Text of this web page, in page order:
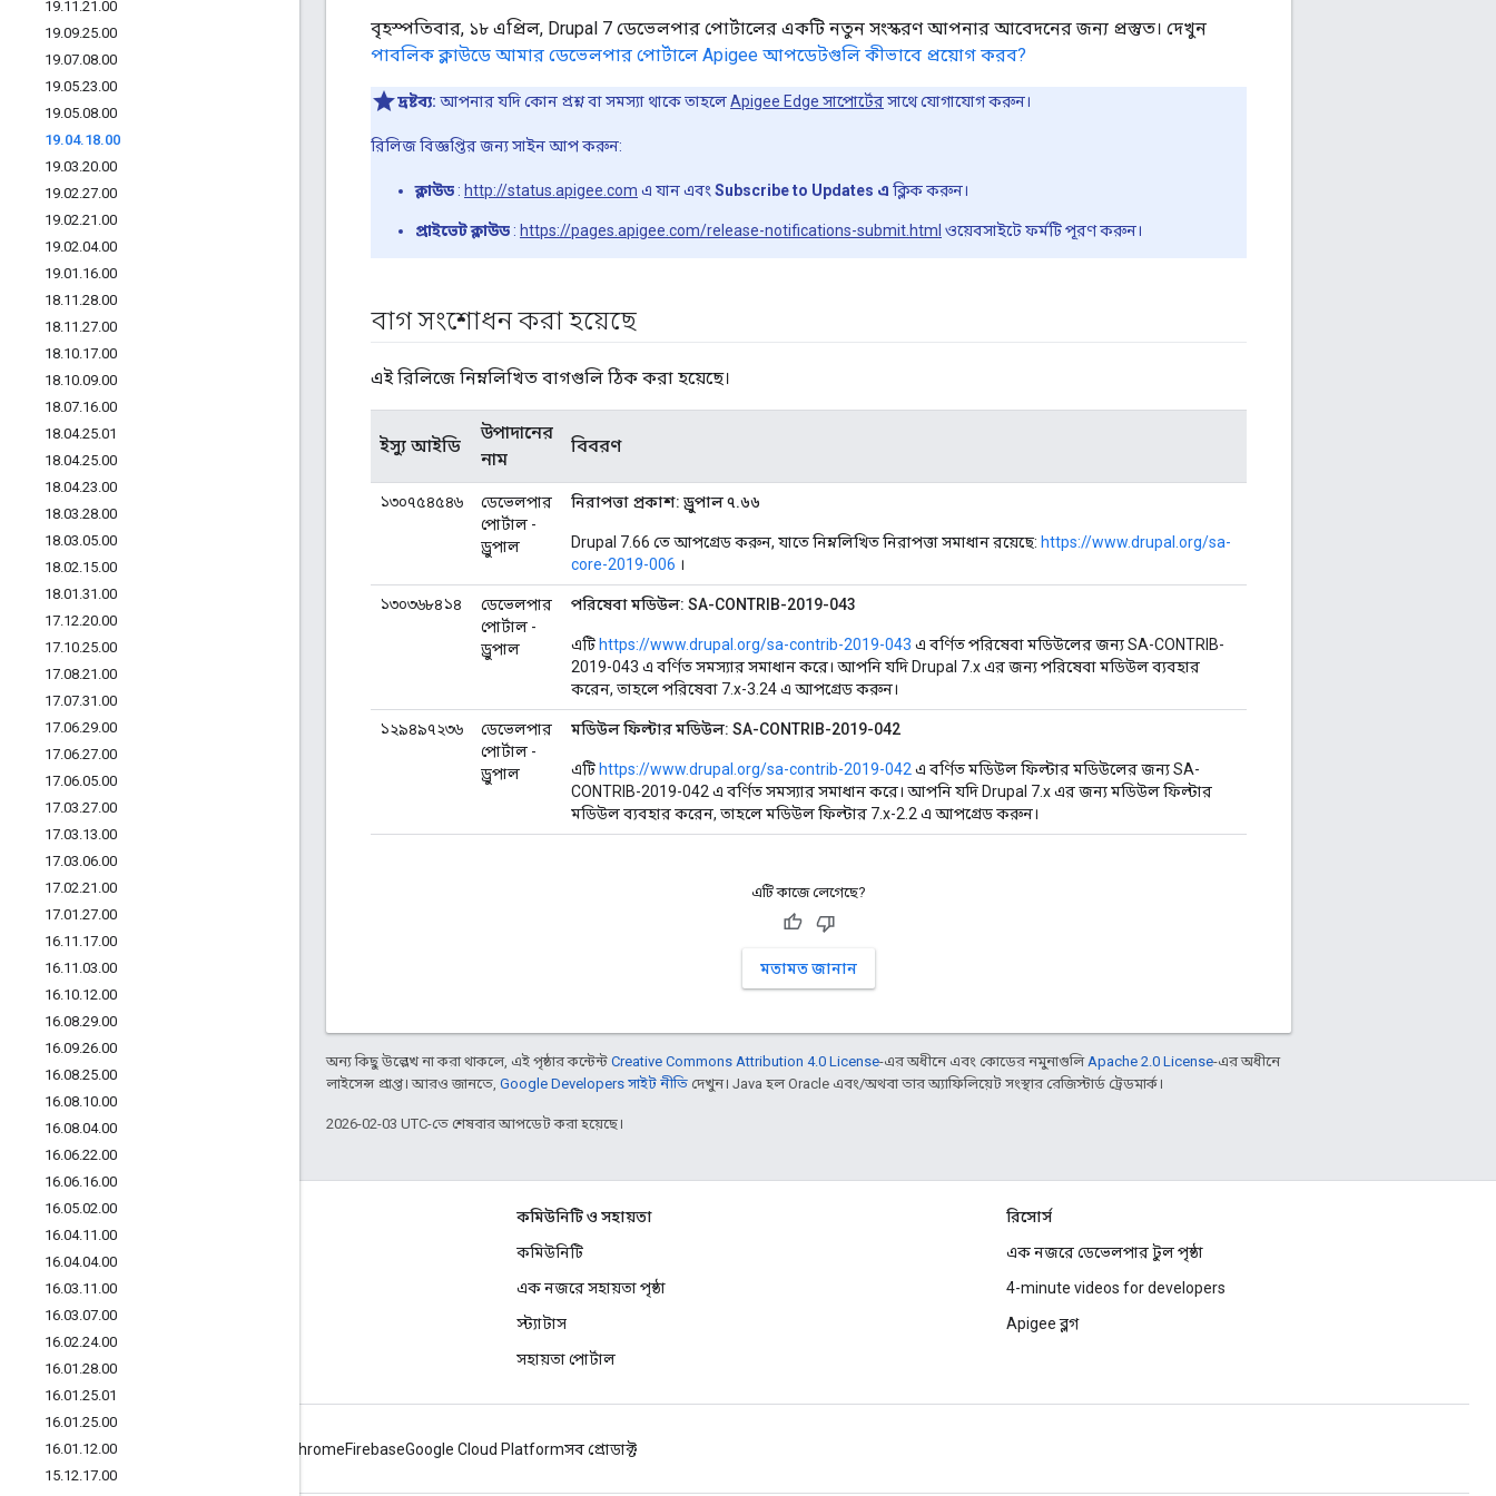
19.11 .21 .00
19.09.25.00
19.07.08.00
19.05.23.00
19.05.08.00
19.04.18.00
19.03.20.00
19.02.27.00
19.02.21 .00
19.02.04.00
19.01 .16.00
18.11 .28.00
18.11 .27.00
18.10.17.00
18.10.09.00
18.07.16.00
18.04.25.01
18.04.25.00
18.04.23.00
18.03.28.00
18.03.05.00
18.02.15.00
18.01 .31 .00
17.12.20.00
17.10.25.00
17.08.21 .00
17.07.31 .00
17.06.29.00
17.06.27.00
17.06.05.00
17.03.27.00
17.03.13.00
17.03.06.00
17.02.21 .00
17.01 .27.00
16.11 .17.00
16.11 .03.00
16.10.12.00
16.08.29.00
16.09.26.00
16.08.25.00
16.08.10.00
16.08.04.00
16.06.22.00
16.06.16.00
16.05.02.00
16.04.11 .00
16.04.04.00
16.03.11 .00
16.03.07.00
16.02.24.00
16.01 .28.00
16.01 .25.01
16.01 .25.00
16.01 .12.00
15.12.17.00
বৃহস্পতিবার, ১৮ ​​এপ্রিল, Drupal 7 ডেভেলপার পোর্টালের একটি নতুন সংস্করণ আপনার আবেদনের জন্য প্রস্তুত। দেখুন
পাবলিক ক্লাউডে আমার ডেভেলপার পোর্টালে Apigee আপডেটগুলি কীভাবে প্রয়োগ করব?
দ্রষ্টব্য: আপনার যদি কোন প্রশ্ন বা সমস্যা থাকে তাহলেApigee Edge সাপোর্টেরসাথে যোগাযোগ করুন।
রিলিজ বিজ্ঞপ্তির জন্য সাইন আপ করুন:
ক্লাউড : http://status.apigee.com এ যান এবং Subscribe to Updates এ ক্লিক করুন।
প্রাইভেট ক্লাউড : https://pages.apigee.com/release-notifications-submit.html ওয়েবসাইটে ফর্মটি পূরণ করুন।
বাগ সংশোধন করা হয়েছে
এই রিলিজে নিম্নলিখিত বাগগুলি ঠিক করা হয়েছে।
ইস্যু আইডি
উপাদানের
নাম
বিবরণ
১৩০৭৫৪৫৪৬
ডেভেলপার
পোর্টাল -
ড্রুপাল
নিরাপত্তা প্রকাশ: ড্রুপাল ৭.৬৬
Drupal 7.66 তে আপগ্রেড করুন, যাতে নিম্নলিখিত নিরাপত্তা সমাধান রয়েছে: https://www.drupal.org/sa-
core-2019-006 ।
১৩০৩৬৮৪১৪
ডেভেলপার
পোর্টাল -
ড্রুপাল
পরিষেবা মডিউল: SA-CONTRIB-2019-043
এটি https://www.drupal.org/sa-contrib-2019-043 এ বর্ণিত পরিষেবা মডিউলের জন্য SA-CONTRIB-
2019-043 এ বর্ণিত সমস্যার সমাধান করে। আপনি যদি Drupal 7.x এর জন্য পরিষেবা মডিউল ব্যবহার
করেন, তাহলে পরিষেবা 7.x-3.24 এ আপগ্রেড করুন।
১২৯৪৯৭২৩৬
ডেভেলপার
পোর্টাল -
ড্রুপাল
মডিউল ফিল্টার মডিউল: SA-CONTRIB-2019-042
এটি https://www.drupal.org/sa-contrib-2019-042 এ বর্ণিত মডিউল ফিল্টার মডিউলের জন্য SA-
CONTRIB-2019-042 এ বর্ণিত সমস্যার সমাধান করে। আপনি যদি Drupal 7.x এর জন্য মডিউল ফিল্টার
মডিউল ব্যবহার করেন, তাহলে মডিউল ফিল্টার 7.x-2.2 এ আপগ্রেড করুন।
এটি কাজে লেগেছে?
মতামত জানান
অন্য কিছু উল্লেখ না করা থাকলে, এই পৃষ্ঠার কন্টেন্ট Creative Commons Attribution 4.0 License-এর অধীনে এবং কোডের নমুনাগুলিApache 2.0 License-এর অধীনে
লাইসেন্স প্রাপ্ত। আরও জানতে, Google Developers সাইট নীতি দেখুন। Java হল Oracle এবং/অথবা তার অ্যাফিলিয়েট সংস্থার রেজিস্টার্ড ট্রেডমার্ক।
2026-02-03 UTC-তে শেষবার আপডেট করা হয়েছে।
Apigee সম্পর্কে
ইভেন্টগুলি
পার্টনার
কমিউনিটি ও সহায়তা
কমিউনিটি
এক নজরে সহায়তা পৃষ্ঠা
স্ট্যাটাস
সহায়তা পোর্টাল
রিসোর্স
এক নজরে ডেভেলপার টুল পৃষ্ঠা
4-minute videos for developers
Apigee ব্লগ
ChromeFirebaseGoogle Cloud Platformসব প্রোডাক্ট